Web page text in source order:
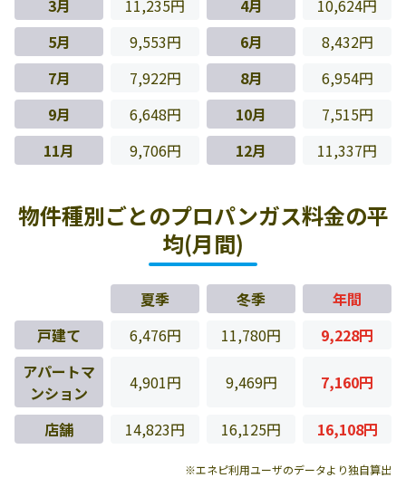
3月
11,235円 4月
10,624円
5月
9,553円 6月
8,432円
7月
7,922円 8月
6,954円
9月
6,648円 10月
7,515円
11月
9,706円 12月 11,337円
物件種別ごとのプロパンガス料金の平
均(月間)
夏季 冬季
年間
戸建て
6,476円 11,780円
9,228円
アパートマ
ンション
4,901円 9,469円 7,160円
店舗 14,823円 16,125円 16,108円
※エネピ利用ユーザのデータより独自算出